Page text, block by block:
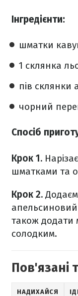
Інгредієнти:
шматки
1 склянка
пів склянки
чорний
Спосіб
Крок 1.
шматками та
Крок 2.
також додати
солодким.
Пов'язані
НАДИХАЙСЯ